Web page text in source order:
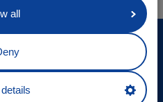
all
7741 MK Coevorden, The